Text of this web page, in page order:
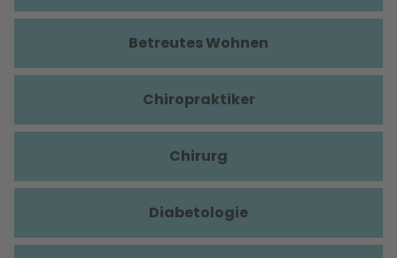
Betreutes Wohnen
Chiropraktiker
Chirurg
Diabetologie